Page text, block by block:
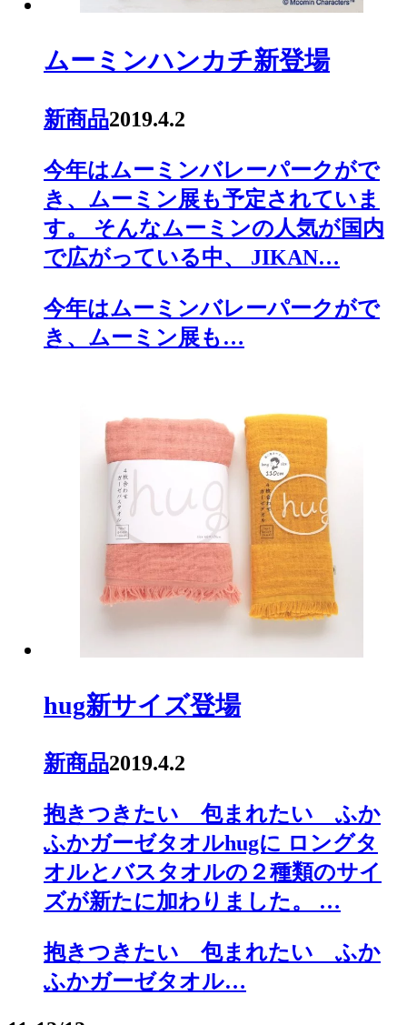
ムーミンハンカチ新登場
新商品2019.4.2
今年はムーミンバレーパークがで
き、ムーミン展も予定されていま
す。 そんなムーミンの人気が国内
で広がっている中、 JIKAN…
今年はムーミンバレーパークがで
き、ムーミン展も…
hug新サイズ登場
新商品2019.4.2
抱きつきたい 包まれたい ふか
ふかガーゼタオルhugに ロングタ
オルとバスタオルの２種類のサイ
ズが新たに加わりました。 …
抱きつきたい 包まれたい ふか
ふかガーゼタオル…